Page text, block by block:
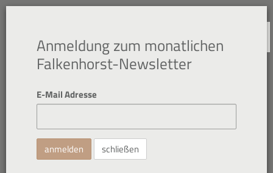
NAVIGATION
25. Okt. 2024
Johannes Wohlgenannt: Weites
Anmeldung zum monatlichen
Falkenhorst-Newsletter
E-Mail Adresse
schließen